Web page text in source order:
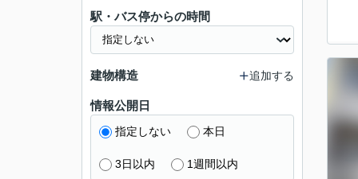
駅・バス停からの時間
建物構造 追加する
情報公開日
指定しない 本日
3日以内 1週間以内